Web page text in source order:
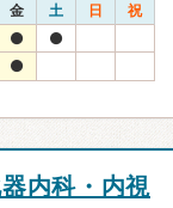
金 土 日 祝
内科・内視